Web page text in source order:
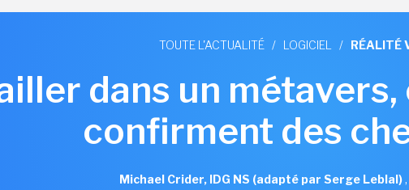
TOUTE L'ACTUALITÉ / LOGICIEL / RÉALITÉ
dans un
confirment des
Michael Crider, IDG NS (adapté par Serge Leblal),